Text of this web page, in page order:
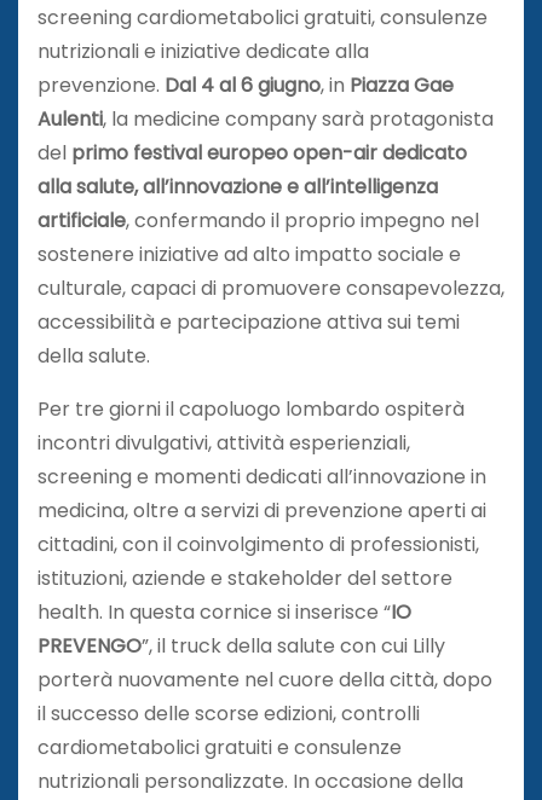
screening cardiometabolici gratuiti, consulenze
nutrizionali e iniziative dedicate alla
prevenzione. Dal 4 al 6 giugno, in Piazza Gae
Aulenti, la medicine company sarà protagonista
del primo festival europeo open-air dedicato
alla salute, all’innovazione e all’intelligenza
artificiale, confermando il proprio impegno nel
sostenere iniziative ad alto impatto sociale e
culturale, capaci di promuovere consapevolezza,
accessibilità e partecipazione attiva sui temi
della salute.
Per tre giorni il capoluogo lombardo ospiterà
incontri divulgativi, attività esperienziali,
screening e momenti dedicati all’innovazione in
medicina, oltre a servizi di prevenzione aperti ai
cittadini, con il coinvolgimento di professionisti,
istituzioni, aziende e stakeholder del settore
health. In questa cornice si inserisce “IO
PREVENGO”, il truck della salute con cui Lilly
porterà nuovamente nel cuore della città, dopo
il successo delle scorse edizioni, controlli
cardiometabolici gratuiti e consulenze
nutrizionali personalizzate. In occasione della